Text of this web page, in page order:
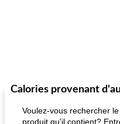
Calories provenant
Voulez-vous rechercher
produit qu'il contient?